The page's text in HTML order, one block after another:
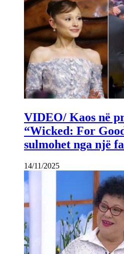
VIDEO/ Kaos në
“Wicked: For
sulmohet nga një
14/11/2025